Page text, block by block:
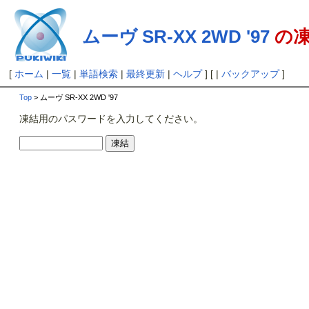
ムーヴ SR-XX 2WD '97 の
[ ホーム |一覧 |単語検索 |最終更新 |ヘルプ] [ |バックアップ]
Top > ムーヴ SR-XX 2WD '97
凍結用のパスワードを入力してください。